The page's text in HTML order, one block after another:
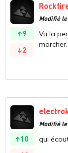
9
2
Modifié
Vu la
10
Modifié
qui